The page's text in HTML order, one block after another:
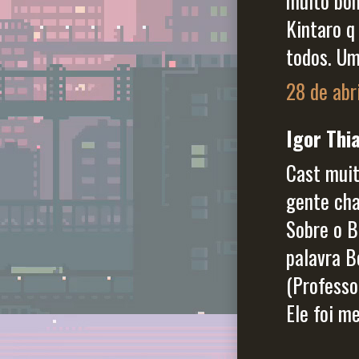
Kintaro
todos.
28 de
Igor
Cast
gente
Sobre o
palavra
Ele foi